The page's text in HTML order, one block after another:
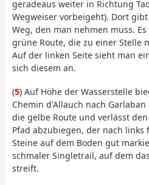
geradeaus weiter in Richtung
Wegweiser vorbeigeht). Dort
Weg, den man nehmen muss.
grüne Route, die zu einer Stelle
Auf der linken Seite sieht man
sich diesem an.
(5) Auf Höhe der Wasserstelle
Chemin d'Allauch nach
die gelbe Route und verlässt
Pfad abzubiegen, der nach
Steine auf dem Boden gut
schmaler Singletrail, auf dem
streift.